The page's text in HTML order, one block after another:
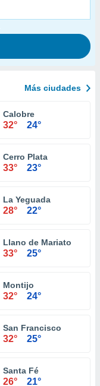
Más ciudades
Calobre
32° 24°
Cerro Plata
33° 23°
La Yeguada
28° 22°
Llano de Mariato
33° 25°
Montijo
32° 24°
San Francisco
32° 25°
Santa Fé
26° 21°